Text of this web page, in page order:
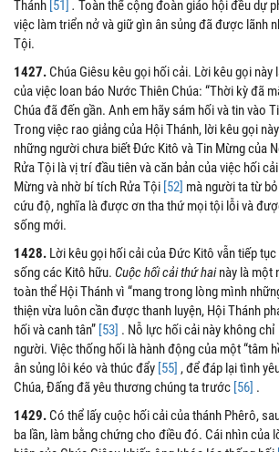
Thánh [51] . Toàn thể cộng đoàn giáo hội đều dự
việc làm triển nở và giữ gìn ân sủng đã được lãnh
Tội.
1427. Chúa Giêsu kêu gọi hối cải. Lời kêu gọi này
của việc loan báo Nước Thiên Chúa: “Thời kỳ đã
Chúa đã đến gần. Anh em hãy sám hối và tin vào
Trong việc rao giảng của Hội Thánh, lời kêu gọi
những người chưa biết Đức Kitô và Tin Mừng của
Rửa Tội là vị trí đầu tiên và căn bản của việc hối
Mừng và nhờ bí tích Rửa Tội [52] mà người ta từ
cứu độ, nghĩa là được ơn tha thứ mọi tội lỗi và
sống mới.
1428. Lời kêu gọi hối cải của Đức Kitô vẫn tiếp
sống các Kitô hữu. Cuộc hối cải thứ hainày là một
toàn thể Hội Thánh vì “mang trong lòng mình
thiện vừa luôn cần được thanh luyện, Hội Thánh
hối và canh tân” [53] . Nỗ lực hối cải này không
người. Việc thống hối là hành động của một “tâm
ân sủng lôi kéo và thúc đẩy [55] , để đáp lại tình
Chúa, Đấng đã yêu thương chúng ta trước [56] .
1429. Có thể lấy cuộc hối cải của thánh Phêrô,
ba lần, làm bằng chứng cho điều đó. Cái nhìn của